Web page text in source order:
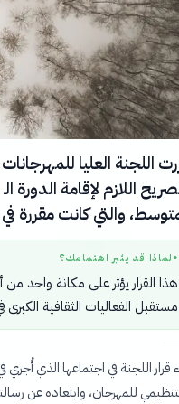
اللجنة العليا
والتي كانت مقررة في الفترة من 26 إلى
● لماذا قد يثير اهتمامك؟
هذا القرار يؤثر على مكانة واحد من
مستقبل الفعاليات الثقافية الكبرى
للمهرجان، وابتعاده عن